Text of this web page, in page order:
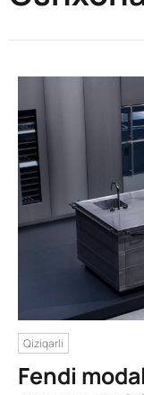
Qiziqarli
Fendi